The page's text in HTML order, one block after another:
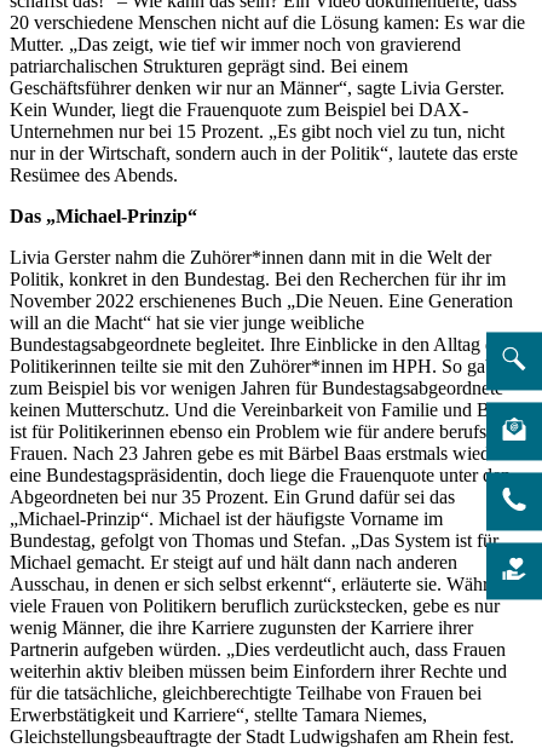
20 verschiedene Menschen nicht auf die Lösung kamen: Es war die
Mutter. „Das zeigt, wie tief wir immer noch von gravierend
patriarchalischen Strukturen geprägt sind. Bei einem
Geschäftsführer denken wir nur an Männer“, sagte Livia Gerster.
Kein Wunder, liegt die Frauenquote zum Beispiel bei DAX-
Unternehmen nur bei 15 Prozent. „Es gibt noch viel zu tun, nicht
nur in der Wirtschaft, sondern auch in der Politik“, lautete das erste
Resümee des Abends.
Das „Michael-Prinzip“
Livia Gerster nahm die Zuhörer*innen dann mit in die Welt der
Politik, konkret in den Bundestag. Bei den Recherchen für ihr im
November 2022 erschienenes Buch „Die Neuen. Eine Generation
will an die Macht“ hat sie vier junge weibliche
Bundestagsabgeordnete begleitet. Ihre Einblicke in den Alltag der
Politikerinnen teilte sie mit den Zuhörer*innen im HPH. So gab es
zum Beispiel bis vor wenigen Jahren für Bundestagsabgeordnete
keinen Mutterschutz. Und die Vereinbarkeit von Familie und Beruf
ist für Politikerinnen ebenso ein Problem wie für andere berufstätige
Frauen. Nach 23 Jahren gebe es mit Bärbel Baas erstmals wieder
eine Bundestagspräsidentin, doch liege die Frauenquote unter den
Abgeordneten bei nur 35 Prozent. Ein Grund dafür sei das
„Michael-Prinzip“. Michael ist der häufigste Vorname im
Bundestag, gefolgt von Thomas und Stefan. „Das System ist für
Michael gemacht. Er steigt auf und hält dann nach anderen
Ausschau, in denen er sich selbst erkennt“, erläuterte sie. Während
viele Frauen von Politikern beruflich zurückstecken, gebe es nur
wenig Männer, die ihre Karriere zugunsten der Karriere ihrer
Partnerin aufgeben würden. „Dies verdeutlicht auch, dass Frauen
weiterhin aktiv bleiben müssen beim Einfordern ihrer Rechte und
für die tatsächliche, gleichberechtigte Teilhabe von Frauen bei
Erwerbstätigkeit und Karriere“, stellte Tamara Niemes,
Gleichstellungsbeauftragte der Stadt Ludwigshafen am Rhein fest.